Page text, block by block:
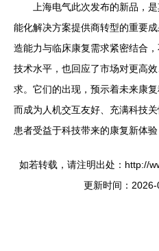
上海电气此次发布的新品，
能化解决方案提供商转型的重要
造能力与临床康复需求紧密结合
技术水平，也回应了市场对更高
求。它们的出现，预示着未来康
而成为人机交互友好、充满科技
患者受益于科技带来的康复新体验
如若转载，请注明出处：http://
更新时间：